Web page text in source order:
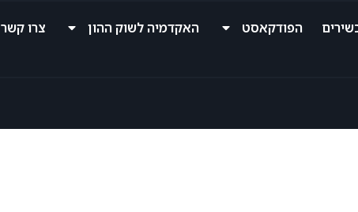
הפודקאסט האקדמיה לשוק ההון צרו קשר